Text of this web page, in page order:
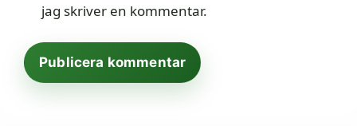
jag skriver en kommentar.